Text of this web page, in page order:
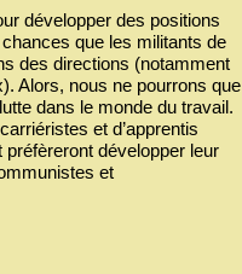
développer des positions
que les militants de
des directions (notamment
Alors, nous ne pourrons que
dans le monde du travail.
et d’apprentis
préfèreront développer leur
et